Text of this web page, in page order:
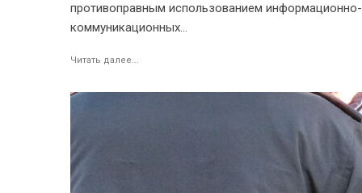
противоправным использованием информационно-
коммуникационных...
Читать далее...